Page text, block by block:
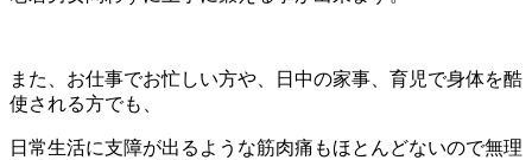
また、お仕事でお忙しい方や、日中の家事、育児で身体を酷
使される方でも、
日常生活に支障が出るような筋肉痛もほとんどないので無理